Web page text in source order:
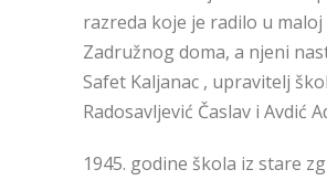
razreda koje je radilo u
Zadružnog doma, a njeni
Safet Kaljanac , upravitelj
Radosavljević Časlav i Avdić
1945. godine škola iz stare